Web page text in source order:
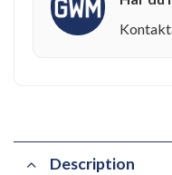
Description